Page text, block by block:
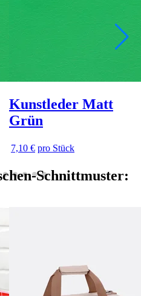
Kunstleder Matt
Grün
7,10 € pro Stück
Schnittmuster: